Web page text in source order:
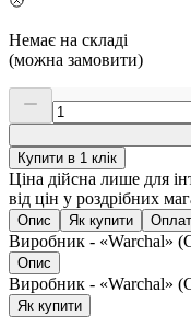
Немає на складі
(можна замовити)
Купити в 1 клік
Ціна дійсна лише для
від цін у роздрібних
Опис Як купити
Виробник - «Warchal»
Опис
Виробник - «Warchal»
Як купити